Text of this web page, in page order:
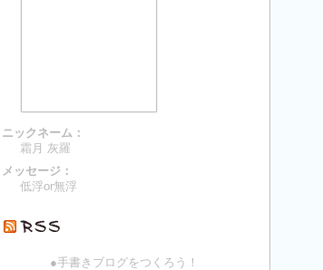
ニックネーム：
霜月 灰羅
メッセージ：
低浮or無浮
●手書きブログをつくろう！